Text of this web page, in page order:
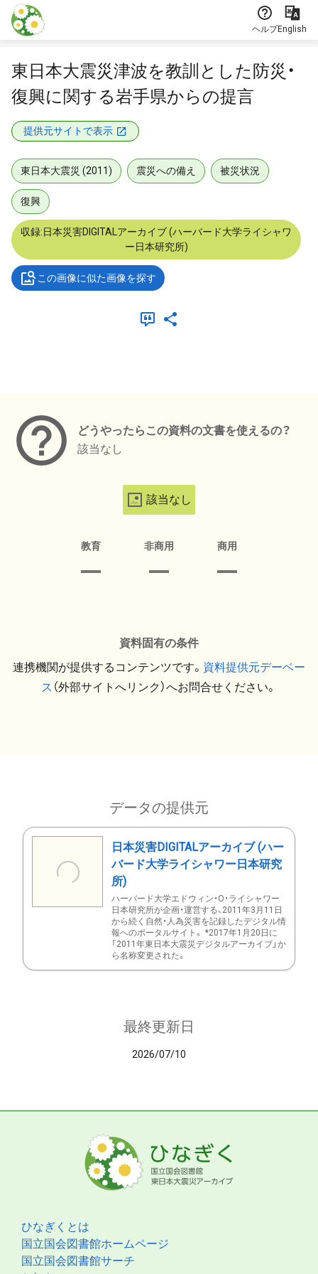
本文に飛ぶ
ヘルプEnglish
東日本大震災津波を教訓とした防災・
復興に関する岩手県からの提言
提供元サイトで表示
東日本大震災 (2011) 震災への備え 被災状況
復興
収録:日本災害DIGITALアーカイブ (ハーバード大学ライシャワ
ー日本研究所)
この画像に似た画像を探す
どうやったらこの資料の文書を使えるの？
該当なし
該当なし
教育 非商用 商用
資料固有の条件
連携機関が提供するコンテンツです。 資料提供元デーベー
ス （外部サイトへリンク）へお問合せください。
データの提供元
日本災害DIGITALアーカイブ (ハー
バード大学ライシャワー日本研究
所)
ハーバード大学エドウィン・O・ライシャワー
日本研究所が企画・運営する、2011年3月11日
から続く自然・人為災害を記録したデジタル情
報へのポータルサイト。 *2017年1月20日に
「2011年東日本大震災デジタルアーカイブ」か
ら名称変更された。
最終更新日
2026/07/10
ひなぎくとは
国立国会図書館ホームページ
国立国会図書館サーチ